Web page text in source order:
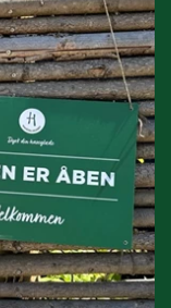
hvis du fx er
vinge af i flere
mere specifik.
er glad for drivhus,
region og